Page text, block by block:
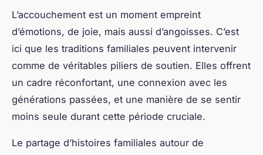
L’accouchement est un moment empreint
d’émotions, de joie, mais aussi d’angoisses. C’est
ici que les traditions familiales peuvent intervenir
comme de véritables piliers de soutien. Elles offrent
un cadre réconfortant, une connexion avec les
générations passées, et une manière de se sentir
moins seule durant cette période cruciale.
Le partage d’histoires familiales autour de